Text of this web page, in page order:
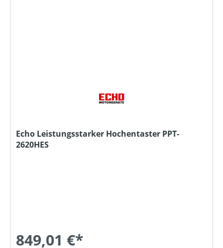
Echo Leistungsstarker Hochentaster PPT-
2620HES
849,01 €*